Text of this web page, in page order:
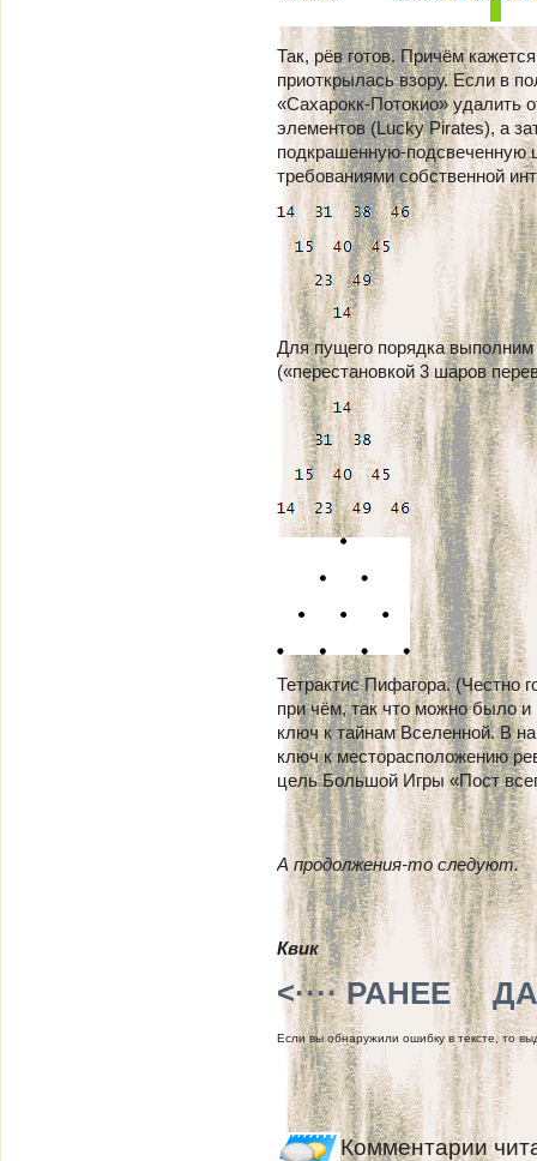
Так, рёв готов. Причём
приоткрылась взору. Если в
«Сахарокк-Потокио» удалить
элементов (Lucky Pirates), а
подкрашенную-подсвеченную
требованиями собственной
Для пущего порядка
(«перестановкой 3 шаров
Тетрактис Пифагора. (Честно
при чём, так что можно было
ключ к тайнам Вселенной. В
ключ к месторасположению
цель Большой Игры «Пост
А продолжения-то следуют.
Квик
<···· РАНЕЕ
Если вы обнаружили ошибку в тексте, то
Комментарии